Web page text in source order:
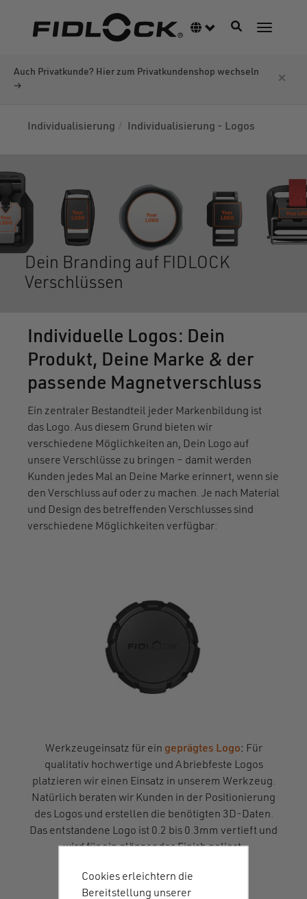
Sprachumschalter
Navigation
Auch Privatkunde? Hier zum Privatkundenshop wechseln
→
×
Individualisierung Individualisierung - Logos
Dein Branding auf FIDLOCK
Verschlüssen
Individuelle Logos: Dein
Produkt, Deine Marke & der
passende Magnetverschluss
Ein zentraler Bestandteil jeder Markenbildung ist
das Logo. Aus diesem Grund bieten wir
verschiedene Möglichkeiten an, Dein Logo auf
unsere Verschlüsse zu bringen – damit werden
Kunden jedes Mal an Deine Marke erinnert, wenn sie
den Verschluss auf oder zu machen. Je nach Material
und Design des betreffenden Verschlusses sind
verschiedene Möglichkeiten verfügbar:
Werkzeugeinsatz für ein geprägtes Logo: Für
qualitativ hochwertige und Abriebfeste Logos
platzieren wir einen Einsatz in unserem Werkzeug.
Natürlich beraten wir Kunden in der Positionierung
des Logos und erstellen die benötigten 3D-Daten.
Das entstandene Logo ist 0.2 bis 0.3mm vertieft und
wird für ein glänzendes Finish poliert.
Cookies erleichtern die
Bereitstellung unserer